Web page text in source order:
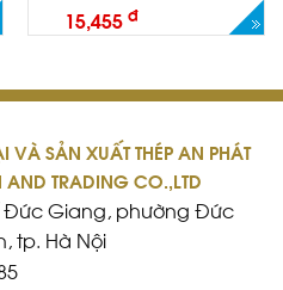
15,455 đ
SẢN XUẤT THÉP AN PHÁT
AND TRADING CO.,LTD
Đức Giang, phường Đức
tp. Hà Nội